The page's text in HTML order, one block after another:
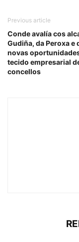
Previous article
Conde avalía cos
Gudiña, da Peroxa e
novas
tecido empresarial
concellos